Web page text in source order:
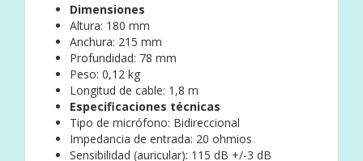
Dimensiones
Altura: 180 mm
Anchura: 215 mm
Profundidad: 78 mm
Peso: 0,12 kg
Longitud de cable: 1,8 m
Especificaciones técnicas
Tipo de micrófono: Bidireccional
Impedancia de entrada: 20 ohmios
Sensibilidad (auricular): 115 dB +/-3 dB